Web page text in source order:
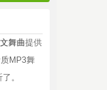
舞曲提供
MP3舞
。